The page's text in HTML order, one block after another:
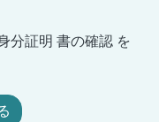
分証明 書の確認 を